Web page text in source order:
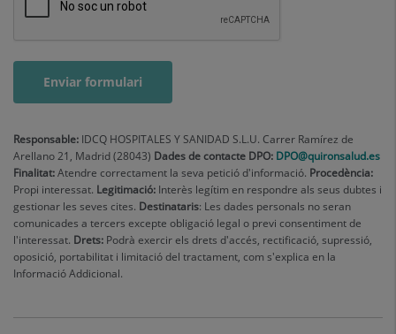
Responsable: IDCQ HOSPITALES Y SANIDAD S.L.U. Carrer Ramírez de
Arellano 21, Madrid (28043) Dades de contacte DPO: DPO@quironsalud.es
Finalitat:Atendre correctament la seva petició d'informació. Procedència:
Propi interessat. Legitimació: Interès legítim en respondre als seus dubtes i
gestionar les seves cites. Destinataris: Les dades personals no seran
comunicades a tercers excepte obligació legal o previ consentiment de
l'interessat. Drets: Podrà exercir els drets d'accés, rectificació, supressió,
oposició, portabilitat i limitació del tractament, com s'explica en la
Informació Addicional.